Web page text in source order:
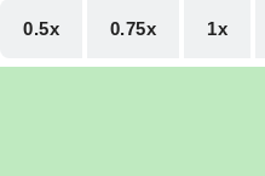
0.5x 0.75x 1x